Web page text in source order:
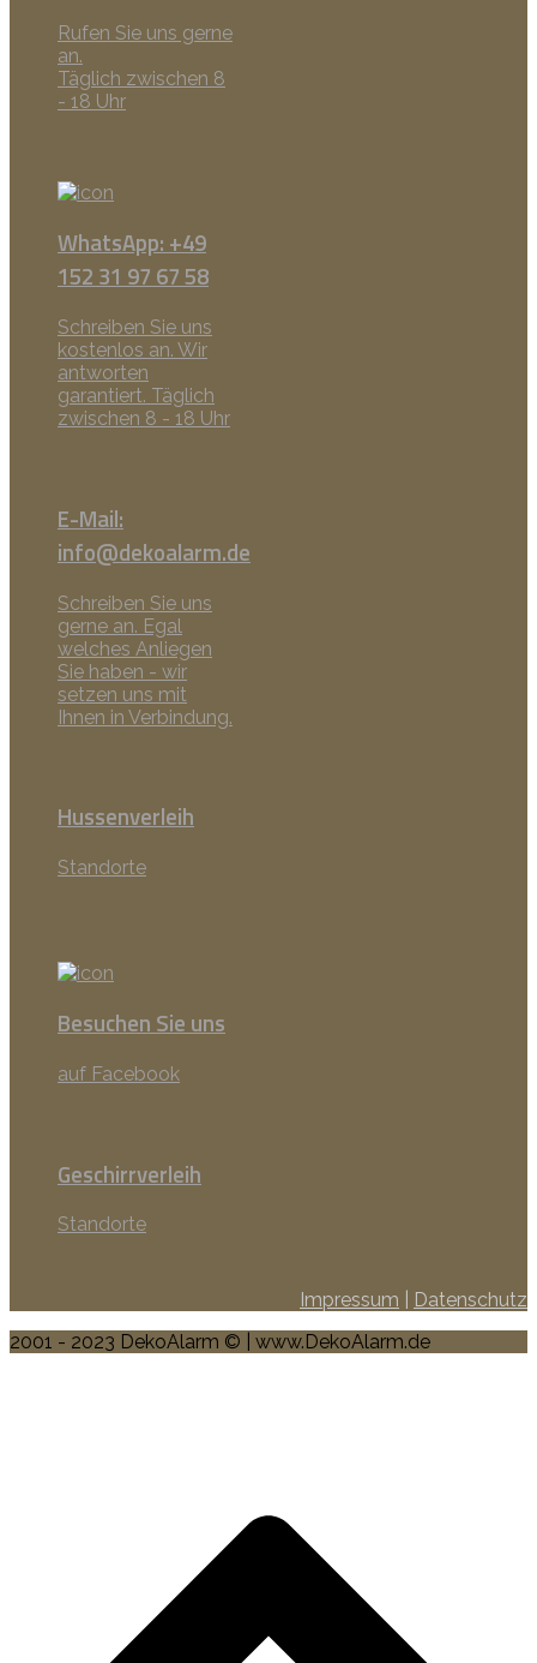
Rufen Sie uns gerne
an.
Täglich zwischen 8
- 18 Uhr
WhatsApp: +49
152 31 97 67 58
Schreiben Sie uns
kostenlos an. Wir
antworten
garantiert. Täglich
zwischen 8 - 18 Uhr
E-Mail:
info@dekoalarm.de
Schreiben Sie uns
gerne an. Egal
welches Anliegen
Sie haben - wir
setzen uns mit
Ihnen in Verbindung.
Hussenverleih
Standorte
Besuchen Sie uns
auf Facebook
Geschirrverleih
Standorte
Impressum
Datenschutz
2001 - 2023 DekoAlarm © | www.DekoAlarm.de